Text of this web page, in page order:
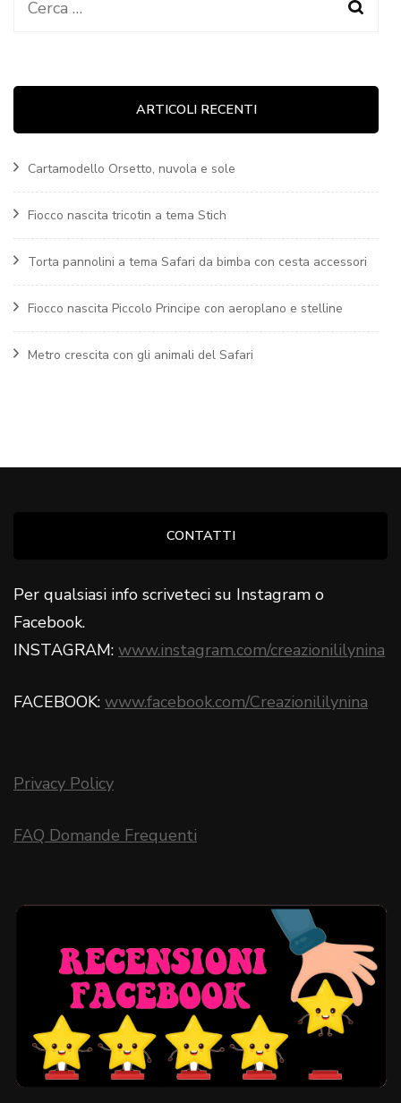
Ricerca
ARTICOLI RECENTI
Cartamodello Orsetto, nuvola e sole
Fiocco nascita tricotin a tema Stich
Torta pannolini a tema Safari da bimba con cesta accessori
Fiocco nascita Piccolo Principe con aeroplano e stelline
Metro crescita con gli animali del Safari
CONTATTI
Per qualsiasi info scriveteci su Instagram o
Facebook.
INSTAGRAM: www.instagram.com/creazionililynina
FACEBOOK: www.facebook.com/Creazionililynina
Privacy Policy
FAQ Domande Frequenti